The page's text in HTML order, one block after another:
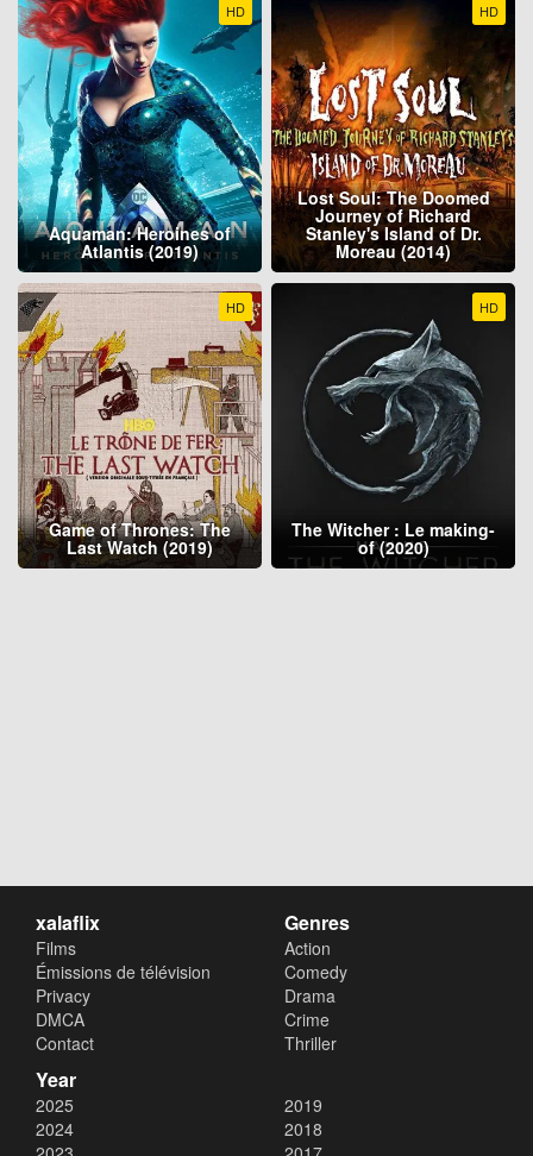
HD
Aquaman: Heroines of
Atlantis (2019)
HD
Lost Soul: The Doomed
Journey of Richard
Stanley's Island of Dr.
Moreau (2014)
HD
Game of Thrones: The
Last Watch (2019)
HD
The Witcher : Le making-
of (2020)
xalaflix
Films
Émissions de télévision
Privacy
DMCA
Contact
Genres
Action
Comedy
Drama
Crime
Thriller
Year
2025
2024
2019
2018